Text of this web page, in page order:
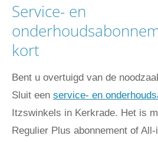
Service- en
kort
Bent u overtuigd van de
Sluit een service- en
Itzswinkels in Kerkrade. Het is
Regulier Plus abonnement of